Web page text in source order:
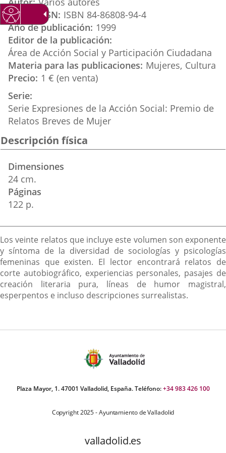
externa.externa.
ISBN / ISSN ISBN 84-86808-94-4
Año de publicación 1999
Editor de la publicación
Área de Acción Social y Participación Ciudadana
Materia para las publicaciones Mujeres Cultura
Precio 1 € (en venta)
Serie
Serie Expresiones de la Acción Social: Premio de
Relatos Breves de Mujer
Descripción física
Dimensiones
24 cm.
Páginas
122 p.
Descripción
Los veinte relatos que incluye este volumen son exponente
y síntoma de la diversidad de sociologías y psicologías
femeninas que existen. El lector encontrará relatos de
corte autobiográfico, experiencias personales, pasajes de
creación literaria pura, líneas de humor magistral,
esperpentos e incluso descripciones surrealistas.
Plaza Mayor, 1. 47001 Valladolid, España. Teléfono:+34 983 426 100
Copyright 2025 - Ayuntamiento de Valladolid
valladolid.es